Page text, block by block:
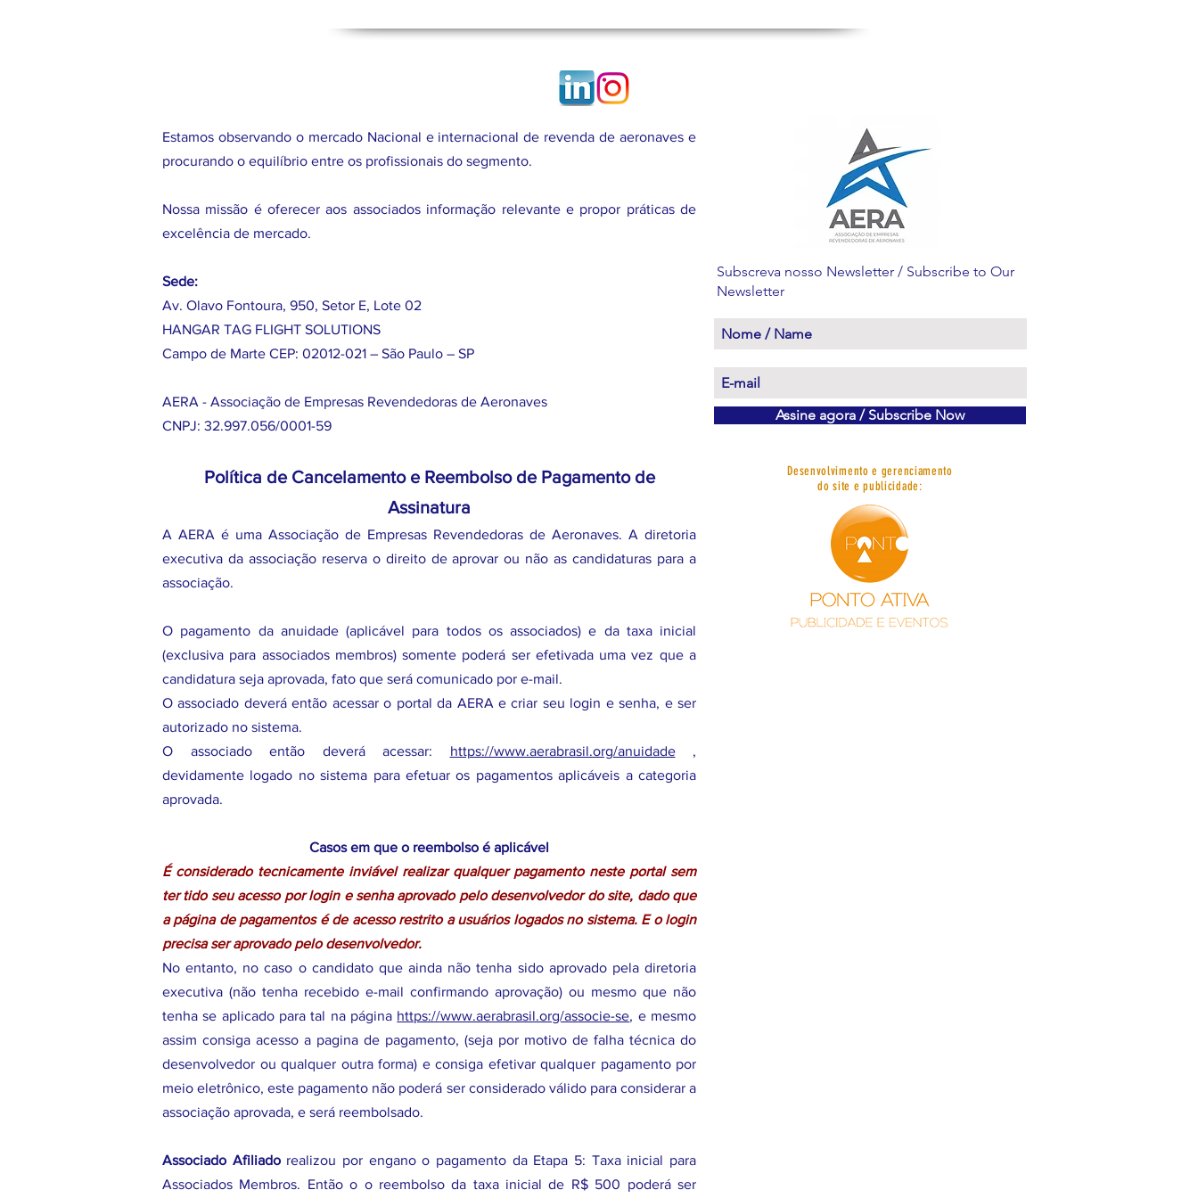
Estamos observando o mercado Nacional e internacional de revenda de aeronaves e
procurando o equilíbrio entre os profissionais do segmento.
Nossa missão é oferecer aos associados informação relevante e propor práticas de
excelência de mercado.
Sede:
Av. Olavo Fontoura, 950, Setor E, Lote 02
HANGAR TAG FLIGHT SOLUTIONS
Campo de Marte CEP: 02012-021 – São Paulo – SP
AERA - Associação de Empresas Revendedoras de Aeronaves
CNPJ: 32.997.056/0001-59
Política de Cancelamento e Reembolso de Pagamento de
Assinatura
A AERA é uma Associação de Empresas Revendedoras de Aeronaves. A diretoria
executiva da associação reserva o direito de aprovar ou não as candidaturas para a
associação.
O pagamento da anuidade (aplicável para todos os associados) e da taxa inicial
(exclusiva para associados membros) somente poderá ser efetivada uma vez que a
candidatura seja aprovada, fato que será comunicado por e-mail.
O associado deverá então acessar o portal da AERA e criar seu login e senha, e ser
autorizado no sistema.
O associado então deverá acessar: https://www.aerabrasil.org/anuidade,
devidamente logado no sistema para efetuar os pagamentos aplicáveis a categoria
aprovada.
Casos em que o reembolso é aplicável
É considerado tecnicamente inviável realizar qualquer pagamento neste portal sem
ter tido seu acesso por login e senha aprovado pelo desenvolvedor do site, dado que
a página de pagamentos é de acesso restrito a usuários logados no sistema. E o login
precisa ser aprovado pelo desenvolvedor.
No entanto, no caso o candidato que ainda não tenha sido aprovado pela diretoria
executiva (não tenha recebido e-mail confirmando aprovação) ou mesmo que não
tenha se aplicado para tal na página https://www.aerabrasil.org/associe-se, e mesmo
assim consiga acesso a pagina de pagamento, (seja por motivo de falha técnica do
desenvolvedor ou qualquer outra forma) e consiga efetivar qualquer pagamento por
meio eletrônico, este pagamento não poderá ser considerado válido para considerar a
associação aprovada, e será reembolsado.
Associado Afiliadorealizou por engano o pagamento da Etapa 5: Taxa inicial para
Associados Membros. Então o o reembolso da taxa inicial de R$ 500 poderá ser
Subscreva nosso Newsletter / Subscribe to Our
Newsletter
Assine agora / Subscribe Now
Desenvolvimento e gerenciamento
do site e publicidade: